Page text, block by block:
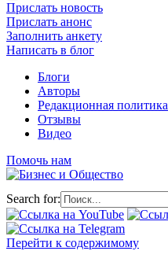
Прислать новость
Прислать анонс
Заполнить анкету
Написать в блог
Блоги
Авторы
Редакционная политика
Отзывы
Видео
Помочь нам
Search for:
Перейти к содержимому